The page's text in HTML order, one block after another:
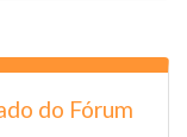
do Fórum